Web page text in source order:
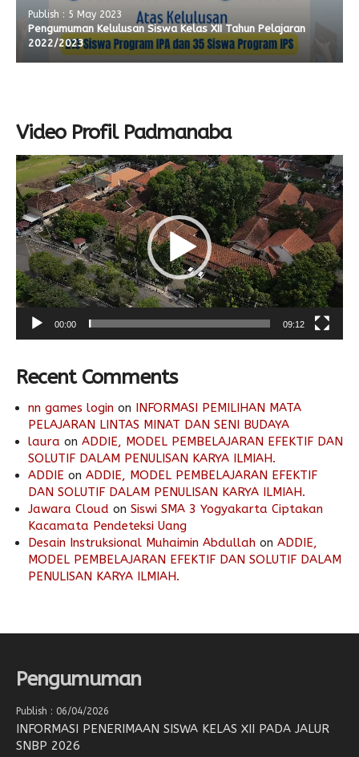
Publish : 5 May 2023
Pengumuman Kelulusan Siswa Kelas XII Tahun Pelajaran
2022/2023
Video Profil Padmanaba
Video
Player
00:00 09:12
Recent Comments
nn games login on INFORMASI PEMILIHAN MATA
PELAJARAN LINTAS MINAT DAN SENI BUDAYA
laura on ADDIE, MODEL PEMBELAJARAN EFEKTIF DAN
SOLUTIF DALAM PENULISAN KARYA ILMIAH.
ADDIE on ADDIE, MODEL PEMBELAJARAN EFEKTIF
DAN SOLUTIF DALAM PENULISAN KARYA ILMIAH.
Jawara Cloud on Siswi SMA 3 Yogyakarta Ciptakan
Kacamata Pendeteksi Uang
Desain Instruksional Muhaimin Abdullah on ADDIE,
MODEL PEMBELAJARAN EFEKTIF DAN SOLUTIF DALAM
PENULISAN KARYA ILMIAH.
Pengumuman
Publish : 06/04/2026
INFORMASI PENERIMAAN SISWA KELAS XII PADA JALUR
SNBP 2026